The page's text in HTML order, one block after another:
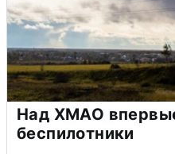
Над ХМАО
беспилотники